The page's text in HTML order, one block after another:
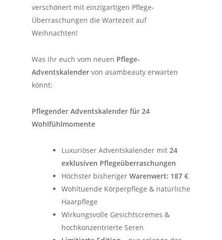
verschönert mit einzigartigen Pflege-
Überraschungen die Wartezeit auf
Weihnachten!
Was ihr euch vom neuen Pflege-
Adventskalender von asambeauty erwarten
könnt:
Pflegender Adventskalender für 24
Wohlfühlmomente
Luxuriöser Adventskalender mit 24
exklusiven Pflegeüberraschungen
Höchster bisheriger Warenwert: 187 €
Wohltuende Körperpflege & natürliche
Haarpflege
Wirkungsvolle Gesichtscremes &
hochkonzentrierte Seren